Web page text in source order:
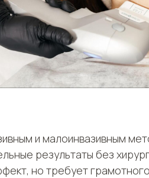
и малоинвазивным
результаты без
но требует